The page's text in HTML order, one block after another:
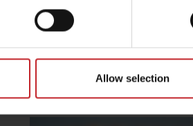
Allow selection